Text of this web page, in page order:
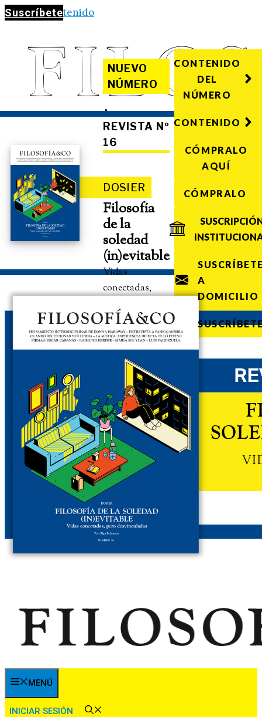
Suscríbete
Saltar al contenido
NUEVO
NÚMERO
·
REVISTA Nº
16
DOSIER
Filosofía
de la
soledad
(in)evitable
Vidas
conectadas,
desvinculadas
CONTENIDO
DEL
NÚMERO
CONTENIDO
CÓMPRALO
AQUÍ
CÓMPRALO
A
DOMICILIO
MENÚ
INICIAR SESIÓN